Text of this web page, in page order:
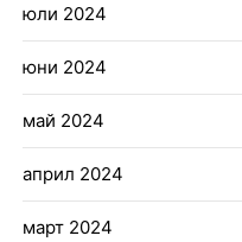
юли 2024
юни 2024
май 2024
април 2024
март 2024